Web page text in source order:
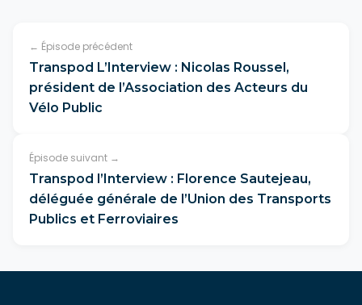
← Épisode précédent
Transpod L’Interview : Nicolas Roussel,
président de l’Association des Acteurs du
Vélo Public
Épisode suivant →
Transpod l’Interview : Florence Sautejeau,
déléguée générale de l’Union des Transports
Publics et Ferroviaires